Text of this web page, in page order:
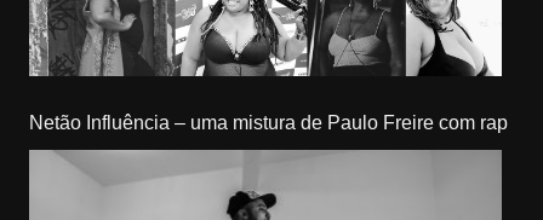
Netão Influência – uma mistura de Paulo Freire com rap